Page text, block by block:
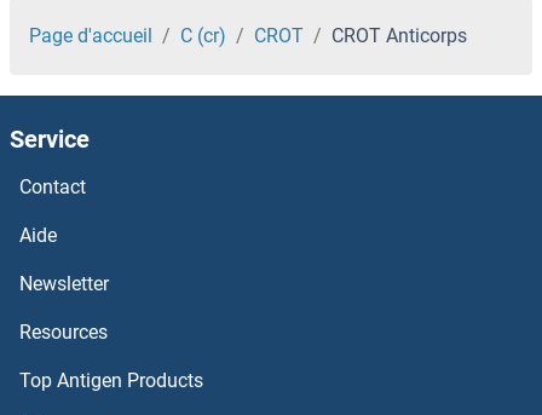
CrkL Anticorps
Crk Anticorps
CRISPLD2 Anticorps
CRISP2 Anticorps
CRISP1 Anticorps
CRIPT Anticorps
Page d'accueil C (cr) CROT CROT Anticorps
Service
Contact
Aide
Newsletter
Resources
Top Antigen Products